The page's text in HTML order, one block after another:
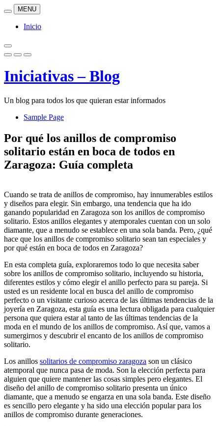
Skip
content
MENU
Inicio
Iniciativas – Blog
Un blog para todos los que quieran estar informados
Sample Page
Por qué los anillos de compromiso
solitario están en boca de todos en
Zaragoza: Guía completa
Cuando se trata de anillos de compromiso, hay innumerables estilos
y diseños para elegir. Sin embargo, una tendencia que ha ido
ganando popularidad en Zaragoza son los anillos de compromiso
solitario. Estos anillos elegantes y atemporales cuentan con un solo
diamante, que a menudo se establece en una sola banda. Pero, ¿qué
hace que los anillos de compromiso solitario sean tan especiales y
por qué están en boca de todos en Zaragoza?
En esta completa guía, exploraremos todo lo que necesita saber
sobre los anillos de compromiso solitario, incluyendo su historia,
diferentes estilos y cómo elegir el anillo perfecto para su pareja. Si
usted es un residente local en busca del anillo de compromiso
perfecto o un visitante curioso acerca de las últimas tendencias de la
joyería en Zaragoza, esta guía es una lectura obligada para cualquier
persona que quiera estar al tanto de las últimas tendencias de la
moda en el mundo de los anillos de compromiso. Así que, vamos a
sumergirnos y descubrir el encanto de los anillos de compromiso
solitario.
Los anillos solitarios de compromiso zaragoza son un clásico
atemporal que nunca pasa de moda. Son la elección perfecta para
alguien que quiere mantener las cosas simples pero elegantes. El
diseño del anillo de compromiso solitario presenta un único
diamante, que a menudo se engarza en una sola banda. Este diseño
es sencillo pero elegante y ha sido una elección popular para los
anillos de compromiso durante generaciones.